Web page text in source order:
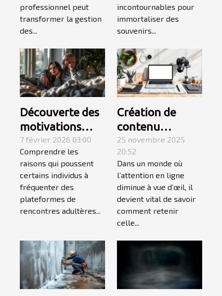
professionnel peut
transformer la gestion
des...
incontournables pour
immortaliser des
souvenirs...
Découverte des
motivations
derrière
l'utilisation des
sites de
rencontres
adultères
7 février 2026 03:00
Comprendre les
raisons qui poussent
certains individus à
fréquenter des
plateformes de
rencontres adultères...
Création de
contenu
engageant :
secrets pour
captiver votre
audience
25 novembre 2025
20:52
Dans un monde où
l’attention en ligne
diminue à vue d’œil, il
devient vital de savoir
comment retenir
celle...